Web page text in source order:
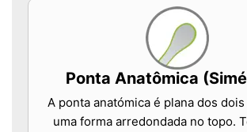
Ponta Anatômica
A ponta anatómica é plana dos
uma forma arredondada no topo.